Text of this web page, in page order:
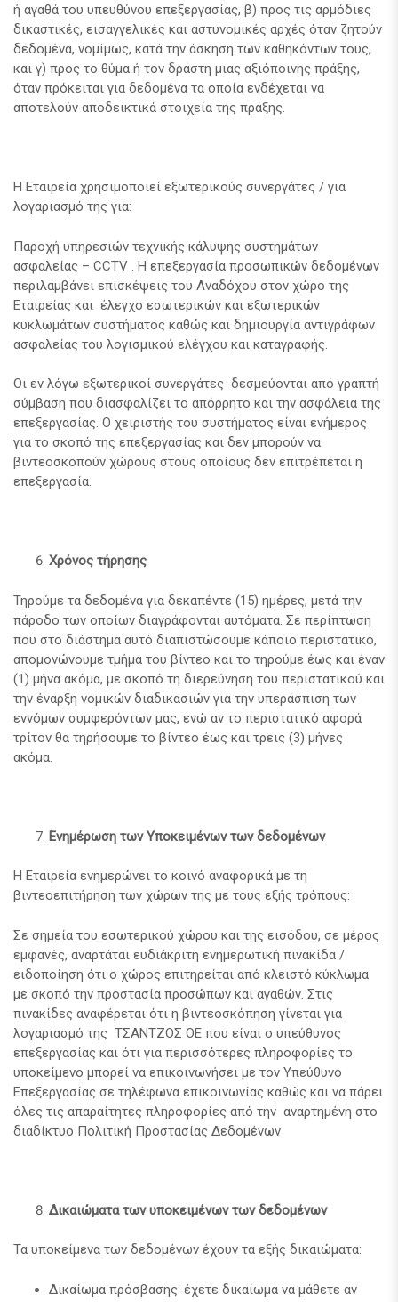
ή αγαθά του υπευθύνου επεξεργασίας, β) προς τις αρμόδιες
δικαστικές, εισαγγελικές και αστυνομικές αρχές όταν ζητούν
δεδομένα, νομίμως, κατά την άσκηση των καθηκόντων τους,
και γ) προς το θύμα ή τον δράστη μιας αξιόποινης πράξης,
όταν πρόκειται για δεδομένα τα οποία ενδέχεται να
αποτελούν αποδεικτικά στοιχεία της πράξης.
Η Εταιρεία χρησιμοποιεί εξωτερικούς συνεργάτες / για
λογαριασμό της για:
Παροχή υπηρεσιών τεχνικής κάλυψης συστημάτων
ασφαλείας – CCTV . H επεξεργασία προσωπικών δεδομένων
περιλαμβάνει επισκέψεις του Αναδόχου στον χώρο της
Εταιρείας και έλεγχο εσωτερικών και εξωτερικών
κυκλωμάτων συστήματος καθώς και δημιουργία αντιγράφων
ασφαλείας του λογισμικού ελέγχου και καταγραφής.
Οι εν λόγω εξωτερικοί συνεργάτες δεσμεύονται από γραπτή
σύμβαση που διασφαλίζει το απόρρητο και την ασφάλεια της
επεξεργασίας. Ο χειριστής του συστήματος είναι ενήμερος
για το σκοπό της επεξεργασίας και δεν μπορούν να
βιντεοσκοπούν χώρους στους οποίους δεν επιτρέπεται η
επεξεργασία.
Χρόνος τήρησης
Τηρούμε τα δεδομένα για δεκαπέντε (15) ημέρες, μετά την
πάροδο των οποίων διαγράφονται αυτόματα. Σε περίπτωση
που στο διάστημα αυτό διαπιστώσουμε κάποιο περιστατικό,
απομονώνουμε τμήμα του βίντεο και το τηρούμε έως και έναν
(1) μήνα ακόμα, με σκοπό τη διερεύνηση του περιστατικού και
την έναρξη νομικών διαδικασιών για την υπεράσπιση των
εννόμων συμφερόντων μας, ενώ αν το περιστατικό αφορά
τρίτον θα τηρήσουμε το βίντεο έως και τρεις (3) μήνες
ακόμα.
Ενημέρωση των Υποκειμένων των δεδομένων
Η Εταιρεία ενημερώνει το κοινό αναφορικά με τη
βιντεοεπιτήρηση των χώρων της με τους εξής τρόπους:
Σε σημεία του εσωτερικού χώρου και της εισόδου, σε μέρος
εμφανές, αναρτάται ευδιάκριτη ενημερωτική πινακίδα /
ειδοποίηση ότι ο χώρος επιτηρείται από κλειστό κύκλωμα
με σκοπό την προστασία προσώπων και αγαθών. Στις
πινακίδες αναφέρεται ότι η βιντεοσκόπηση γίνεται για
λογαριασμό της ΤΣΑΝΤΖΟΣ ΟΕ που είναι ο υπεύθυνος
επεξεργασίας και ότι για περισσότερες πληροφορίες το
υποκείμενο μπορεί να επικοινωνήσει με τον Υπεύθυνο
Επεξεργασίας σε τηλέφωνα επικοινωνίας καθώς και να πάρει
όλες τις απαραίτητες πληροφορίες από την αναρτημένη στο
διαδίκτυο Πολιτική Προστασίας Δεδομένων
Δικαιώματα των υποκειμένων των δεδομένων
Τα υποκείμενα των δεδομένων έχουν τα εξής δικαιώματα:
Δικαίωμα πρόσβασης: έχετε δικαίωμα να μάθετε αν